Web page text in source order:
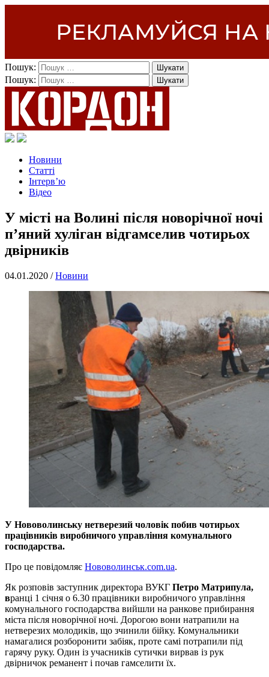
Пошук:
Пошук:
Новини
Статті
Інтерв’ю
Відео
У місті на Волині після новорічної ночі
п’яний хуліган відгамселив чотирьох
двірників
04.01.2020 /Новини
У Нововолинську нетверезий чоловік побив чотирьох
працівників виробничого управління комунального
господарства.
Про це повідомляє Нововолинськ.com.ua.
Як розповів заступник директора ВУКГ Петро Матрипула,
вранці 1 січня о 6.30 працівники виробничого управління
комунального господарства вийшли на ранкове прибирання
міста після новорічної ночі. Дорогою вони натрапили на
нетверезих молодиків, що зчинили бійку. Комунальники
намагалися розборонити забіяк, проте самі потрапили під
гарячу руку. Один із учасників сутички вирвав із рук
двірничок реманент і почав гамселити їх.